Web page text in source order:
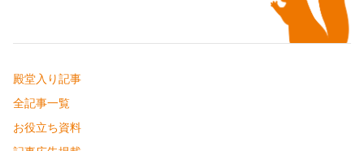
殿堂入り記事
全記事一覧
お役立ち資料